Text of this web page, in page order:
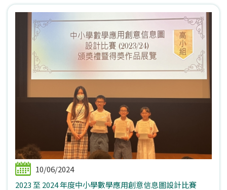
10/06/2024
2023 至 2024 年度中小學數學應用創意信息圖設計比賽